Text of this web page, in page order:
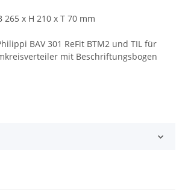
265 x H 210 x T 70 mm
BAV 301 ReFit BTM2 und TIL für
mit Beschriftungsbogen